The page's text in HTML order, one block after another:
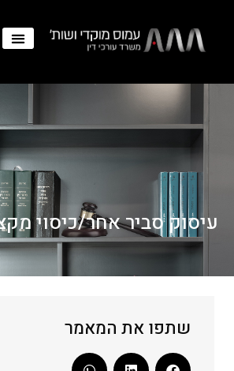
עיסוק סביר אחר/כיסוי
שתפו את המאמר